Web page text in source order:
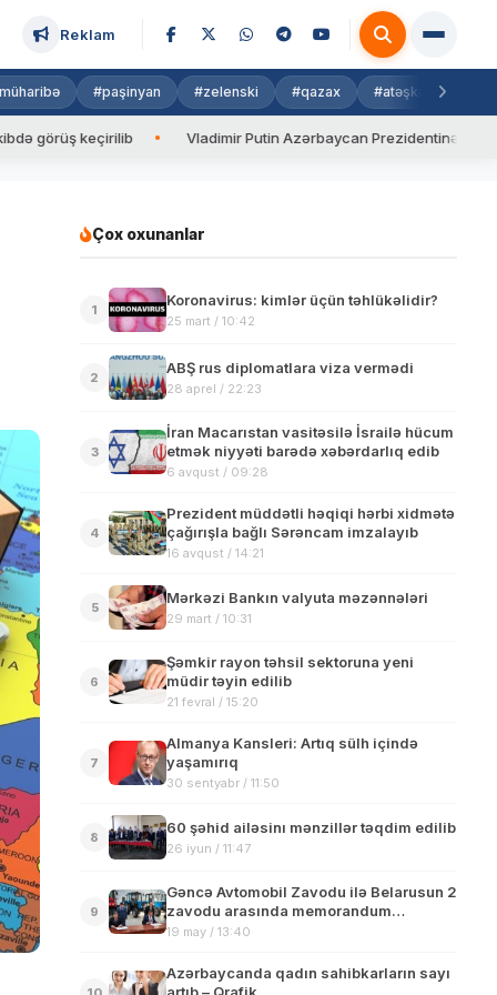
Reklam
#paşinyan #zelenski #qazax #atəşkəs
keçirilib Vladimir Putin Azərbaycan Prezidentinə zəng edib
Çox oxunanlar
1
Koronavirus: kimlər üçün təhlükəlidir?
25 mart / 10:42
2
ABŞ rus diplomatlara viza vermədi
28 aprel / 22:23
3
İran Macarıstan vasitəsilə İsrailə hücum
etmək niyyəti barədə xəbərdarlıq edib
6 avqust / 09:28
4
Prezident müddətli həqiqi hərbi xidmətə
çağırışla bağlı Sərəncam imzalayıb
16 avqust / 14:21
5
Mərkəzi Bankın valyuta məzənnələri
29 mart / 10:31
6
Şəmkir rayon təhsil sektoruna yeni
müdir təyin edilib
21 fevral / 15:20
7
Almanya Kansleri: Artıq sülh içində
yaşamırıq
30 sentyabr / 11:50
8
60 şəhid ailəsinı mənzillər təqdim edilib
26 iyun / 11:47
9
Gəncə Avtomobil Zavodu ilə Belarusun 2
zavodu arasında memorandum
imzalanıb
19 may / 13:40
Azərbaycanda qadın sahibkarların sayı